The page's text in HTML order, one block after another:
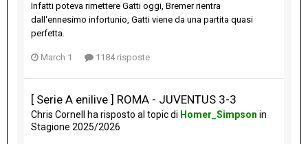
Infatti poteva rimettere Gatti oggi, Bremer rientra
dall'ennesimo infortunio, Gatti viene da una partita quasi
perfetta.
March 1 1184 risposte
[ Serie A enilive ] ROMA - JUVENTUS 3-3
Chris Cornell ha risposto al topic di Homer_Simpson in
Stagione 2025/2026